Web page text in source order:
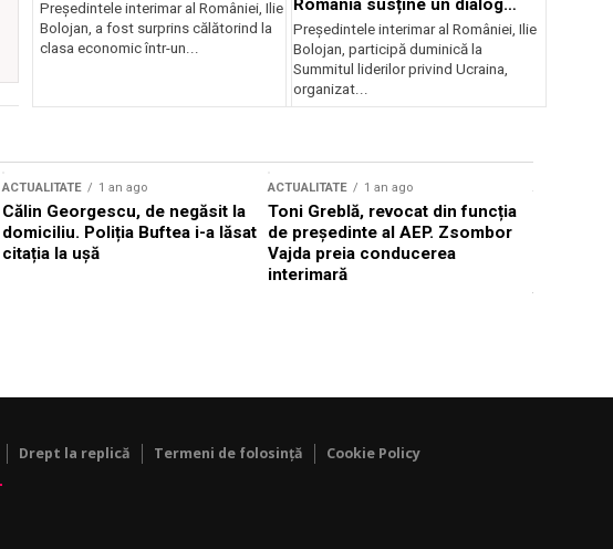
Președintele interimar al României, Ilie
Bolojan, a fost surprins călătorind la
clasa economic într-un...
România susține un dialog
transatlantic pentru securitate
și stabilitate
Președintele interimar al României, Ilie
Bolojan, participă duminică la
Summitul liderilor privind Ucraina,
organizat...
ACTUALITATE 1 an ago
Călin Georgescu, de negăsit la
domiciliu. Poliția Buftea i-a lăsat
citația la ușă
ACTUALITATE 1 an ago
Toni Greblă, revocat din funcția
de președinte al AEP. Zsombor
Vajda preia conducerea
interimară
Drept la replică Termeni de folosință Cookie Policy